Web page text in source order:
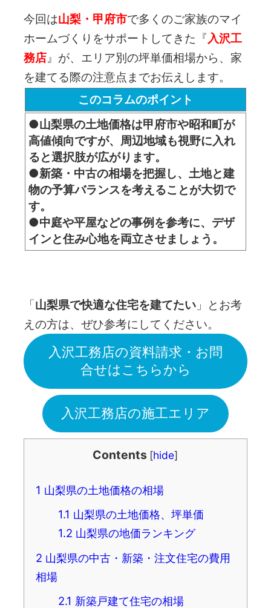
今回は山梨・甲府市で多くのご家族のマイ
ホームづくりをサポートしてきた『入沢工
務店』が、エリア別の坪単価相場から、家
を建てる際の注意点までお伝えします。
このコラムのポイント
●山梨県の土地価格は甲府市や昭和町が
高値傾向ですが、周辺地域も視野に入れ
ると選択肢が広がります。
●新築・中古の相場を把握し、土地と建
物の予算バランスを考えることが大切で
す。
●中庭や平屋などの事例を参考に、デザ
インと住み心地を両立させましょう。
「山梨県で快適な住宅を建てたい」とお考
えの方は、ぜひ参考にしてください。
入沢工務店の資料請求・お問
合せはこちらから
入沢工務店の施工エリア
Contents [hide]
1 山梨県の土地価格の相場
1.1 山梨県の土地価格、坪単価
1.2 山梨県の地価ランキング
2 山梨県の中古・新築・注文住宅の費用
相場
2.1 新築戸建て住宅の相場